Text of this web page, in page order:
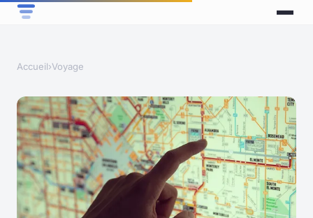
Accueil›Voyage